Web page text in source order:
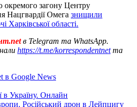
окремого загону Центру
Нацгвардії Омега знищили
Харківської області.
в Telegram та WhatsApp.
https://t.me/korrespondentnetта
в Google News
в Україну. Онлайн
Російський дрон в Лейпцигу